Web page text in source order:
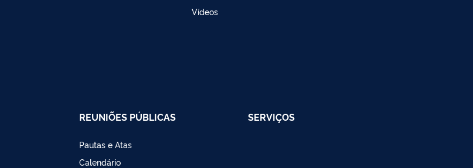
Vídeos
REUNIÕES PÚBLICAS
Pautas e Atas
Calendário
SERVIÇOS